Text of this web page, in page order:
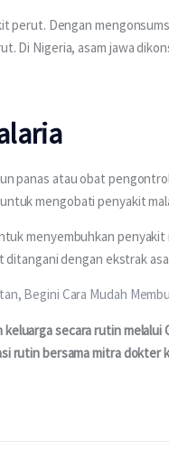
perut. Dengan
Di Nigeria, asam jawa
panas atau obat
mengobati penyakit
menyembuhkan penyakit
dengan ekstrak
Begini Cara Mudah
secara rutin melalui
rutin bersama mitra dokter